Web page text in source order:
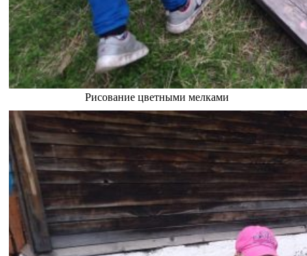
Рисование цветными мелками